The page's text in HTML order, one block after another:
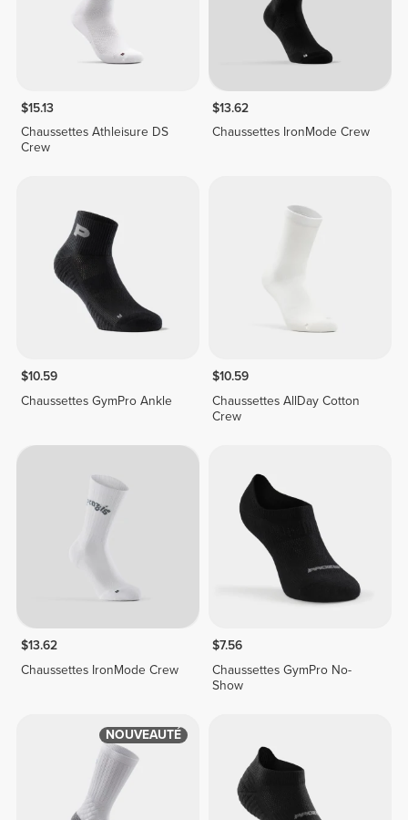
$15.13
Chaussettes Athleisure DS
Crew
$13.62
Chaussettes IronMode Crew
$10.59
Chaussettes GymPro Ankle
$10.59
Chaussettes AllDay Cotton
Crew
$13.62
Chaussettes IronMode Crew
$7.56
Chaussettes GymPro No-
Show
NOUVEAUTÉ